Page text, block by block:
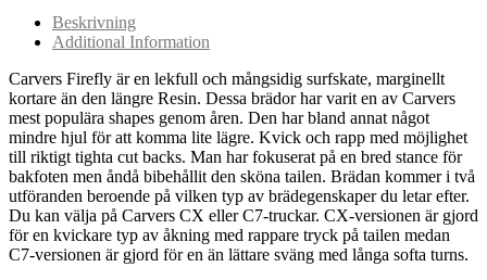
Beskrivning
Additional Information
Carvers Firefly är en lekfull och mångsidig surfskate, marginellt
kortare än den längre Resin. Dessa brädor har varit en av Carvers
mest populära shapes genom åren. Den har bland annat något
mindre hjul för att komma lite lägre. Kvick och rapp med möjlighet
till riktigt tighta cut backs. Man har fokuserat på en bred stance för
bakfoten men åndå bibehållit den sköna tailen. Brädan kommer i två
utföranden beroende på vilken typ av brädegenskaper du letar efter.
Du kan välja på Carvers CX eller C7-truckar. CX-versionen är gjord
för en kvickare typ av åkning med rappare tryck på tailen medan
C7-versionen är gjord för en än lättare sväng med långa softa turns.